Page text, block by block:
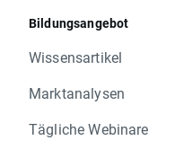
Bildungsangebot
Wissensartikel
Marktanalysen
Tägliche Webinare